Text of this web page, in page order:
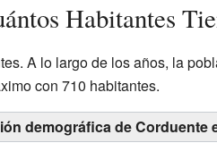
Habitantes
A lo largo de los años, la
con 710 habitantes.
demográfica de Corduente